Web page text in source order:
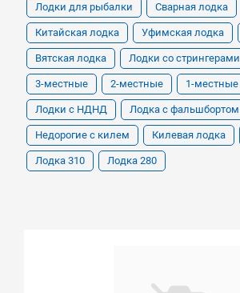
Лодки для рыбалки Сварная лодка
Китайская лодка Уфимская лодка
Вятская лодка Лодки со стрингерами
3-местные 2-местные 1-местные
Лодки с НДНД Лодка с фальшбортом
Недорогие с килем Килевая лодка
Лодка 310 Лодка 280